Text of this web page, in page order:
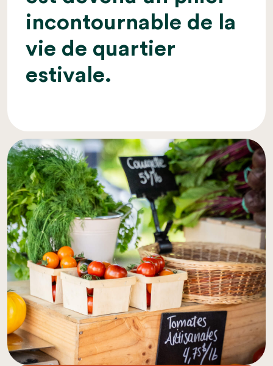
incontournable de la
vie de quartier
estivale.